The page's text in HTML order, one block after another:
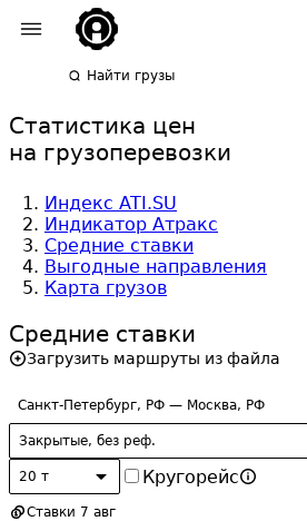
Найти грузы
Статистика цен
на грузоперевозки
Индекс ATI.SU
Индикатор Атракс
Средние ставки
Выгодные направления
Карта грузов
Средние ставки
Загрузить маршруты из файла
Закрытые, без реф.
20 т Кругорейс
Ставки 7 авг